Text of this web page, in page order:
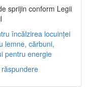
sprijin conform Legii
încălzirea locuinței
lemne, cărbuni,
pentru energie